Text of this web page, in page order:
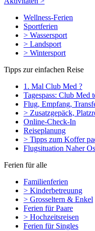
Wellness-Ferien
Sportferien
> Wassersport
> Landsport
> Wintersport
Tipps zur einfachen Reise
1. Mal Club Med ?
Tagespass: Club Med
Flug, Empfang,
> Zusatzgepäck,
Online-Check-In
Reiseplanung
> Tipps zum Koffer
Flugsituation Naher
Ferien für alle
Familienferien
> Kinderbetreuung
> Grosseltern & Enkel
Ferien für Paare
> Hochzeitsreisen
Ferien für Singles